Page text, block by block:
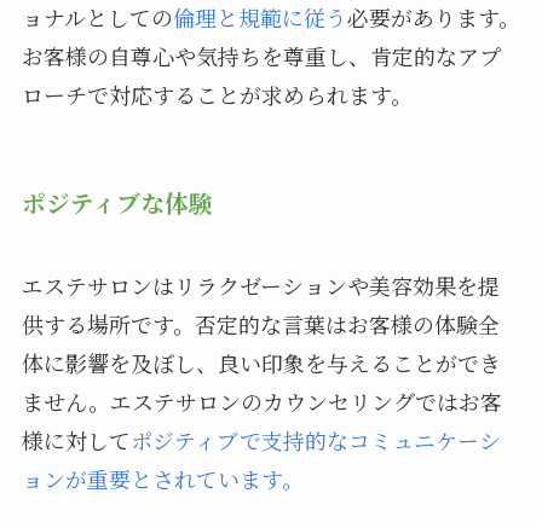
ョナルとしての倫理と規範に従う必要があります。
お客様の自尊心や気持ちを尊重し、肯定的なアプ
ローチで対応することが求められます。
ポジティブな体験
エステサロンはリラクゼーションや美容効果を提
供する場所です。否定的な言葉はお客様の体験全
体に影響を及ぼし、良い印象を与えることができ
ません。エステサロンのカウンセリングではお客
様に対してポジティブで支持的なコミュニケーシ
ョンが重要とされています。